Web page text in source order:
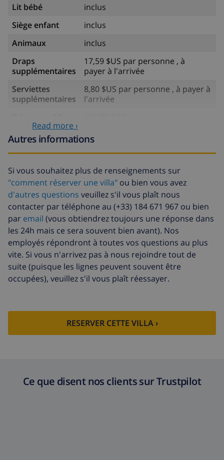
Lit bébé
inclus
Siège enfant
inclus
Animaux
inclus
Draps
supplémentaires
17,59 $US par personne , à
payer à l'arrivée
Serviettes
supplémentaires
8,80 $US par personne , à payer à
l'arrivée
Nettoyage
supplémentaire
basée sur consommation
énergétique (52,77 $US/HOUR)
d'annulation:
Read more ›
Autres informations
Si vous souhaitez plus de renseignements sur
"comment réserver une villa" ou bien vous avez
d'autres questions veuillez s'il vous plaît nous
contacter par téléphone au (+33) 184 671 967 ou bien
par email (vous obtiendrez toujours une réponse dans
les 24h mais ce sera souvent bien avant). Nos
employés répondront à toutes vos questions au plus
vite. Si vous n'arrivez pas à nous rejoindre tout de
suite (puisque les lignes peuvent souvent être
occupées), veuillez s'il vous plaît réessayer.
RESERVER CETTE VILLA ›
Ce que disent nos clients sur Trustpilot